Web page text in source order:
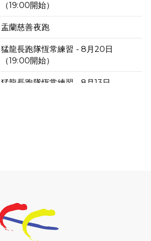
（19:00開始）
盂蘭慈善夜跑
猛龍長跑隊恆常練習 - 8月20日
（19:00開始）
猛龍長跑隊恆常練習 - 8月13日
猛龍長跑隊恆常練習 - 7月23日
（19:00開始）
猛龍長跑隊恆常練習 - 7月16日